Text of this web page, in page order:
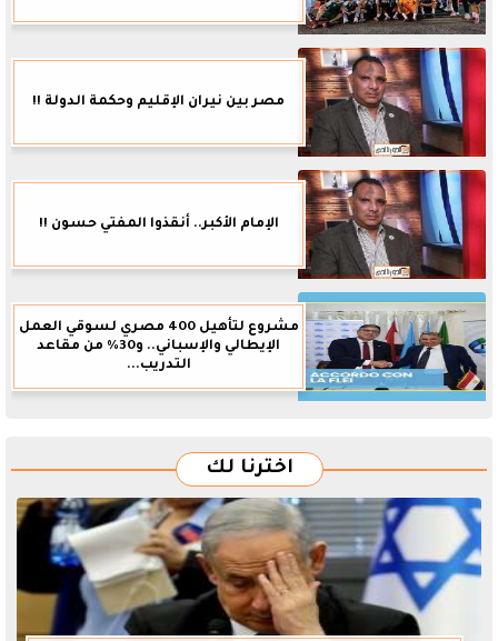
مصر بين نيران الإقليم وحكمة الدولة !!
الإمام الأكبر.. أنقذوا المفتي حسون !!
مشروع لتأهيل 400 مصري لسوقي العمل
الإيطالي والإسباني.. و30% من مقاعد
التدريب...
اخترنا لك